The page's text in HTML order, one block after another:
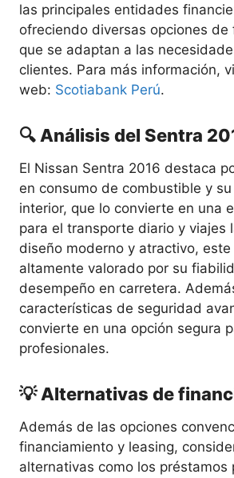
las principales entidades
ofreciendo diversas opciones de
que se adaptan a las
clientes. Para más información,
web: Scotiabank Perú.
🔍 Análisis del Sentra
El Nissan Sentra 2016 destaca
en consumo de combustible y
interior, que lo convierte en una
para el transporte diario y viajes
diseño moderno y atractivo,
altamente valorado por su
desempeño en carretera.
características de seguridad
convierte en una opción segura
profesionales.
💡 Alternativas de
Además de las opciones
financiamiento y leasing,
alternativas como los préstamos